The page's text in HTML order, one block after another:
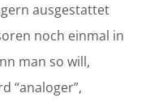
ausgestattet
noch einmal in
man so will,
“analoger”,